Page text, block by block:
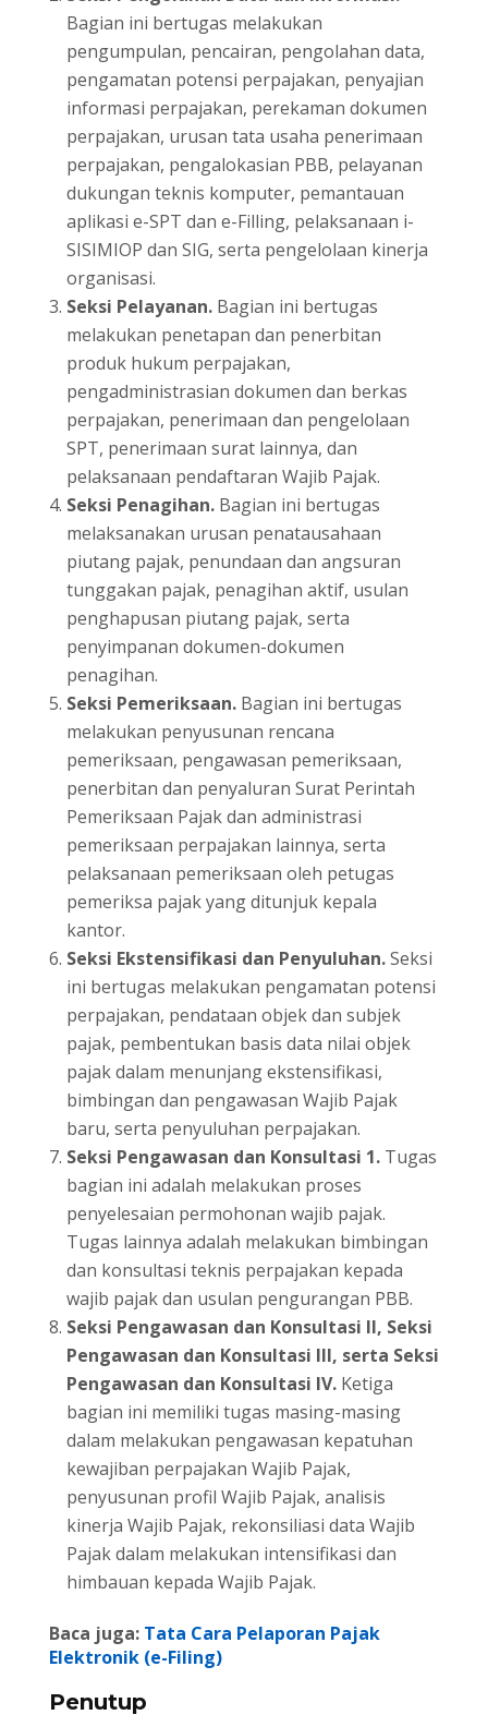
Bagian ini bertugas melakukan
pengumpulan, pencairan, pengolahan data,
pengamatan potensi perpajakan, penyajian
informasi perpajakan, perekaman dokumen
perpajakan, urusan tata usaha penerimaan
perpajakan, pengalokasian PBB, pelayanan
dukungan teknis komputer, pemantauan
aplikasi e-SPT dan e-Filling, pelaksanaan i-
SISIMIOP dan SIG, serta pengelolaan kinerja
organisasi.
Seksi Pelayanan.Bagian ini bertugas
melakukan penetapan dan penerbitan
produk hukum perpajakan,
pengadministrasian dokumen dan berkas
perpajakan, penerimaan dan pengelolaan
SPT, penerimaan surat lainnya, dan
pelaksanaan pendaftaran Wajib Pajak.
Seksi Penagihan.Bagian ini bertugas
melaksanakan urusan penatausahaan
piutang pajak, penundaan dan angsuran
tunggakan pajak, penagihan aktif, usulan
penghapusan piutang pajak, serta
penyimpanan dokumen-dokumen
penagihan.
Seksi Pemeriksaan.Bagian ini bertugas
melakukan penyusunan rencana
pemeriksaan, pengawasan pemeriksaan,
penerbitan dan penyaluran Surat Perintah
Pemeriksaan Pajak dan administrasi
pemeriksaan perpajakan lainnya, serta
pelaksanaan pemeriksaan oleh petugas
pemeriksa pajak yang ditunjuk kepala
kantor.
Seksi Ekstensifikasi dan Penyuluhan.Seksi
ini bertugas melakukan pengamatan potensi
perpajakan, pendataan objek dan subjek
pajak, pembentukan basis data nilai objek
pajak dalam menunjang ekstensifikasi,
bimbingan dan pengawasan Wajib Pajak
baru, serta penyuluhan perpajakan.
Seksi Pengawasan dan Konsultasi 1.Tugas
bagian ini adalah melakukan proses
penyelesaian permohonan wajib pajak.
Tugas lainnya adalah melakukan bimbingan
dan konsultasi teknis perpajakan kepada
wajib pajak dan usulan pengurangan PBB.
Seksi Pengawasan dan Konsultasi II, Seksi
Pengawasan dan Konsultasi III, serta Seksi
Pengawasan dan Konsultasi IV.Ketiga
bagian ini memiliki tugas masing-masing
dalam melakukan pengawasan kepatuhan
kewajiban perpajakan Wajib Pajak,
penyusunan profil Wajib Pajak, analisis
kinerja Wajib Pajak, rekonsiliasi data Wajib
Pajak dalam melakukan intensifikasi dan
himbauan kepada Wajib Pajak.
Baca juga: Tata Cara Pelaporan Pajak
Elektronik (e-Filing)
Penutup